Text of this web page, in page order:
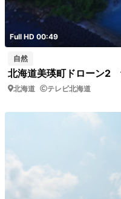
Full HD 00:49
自然
北海道美瑛町ドローン2
北海道 テレビ北海道